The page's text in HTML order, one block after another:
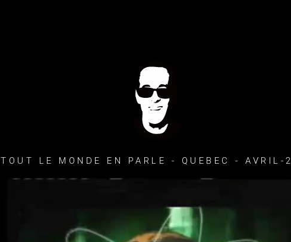
TOUT LE MONDE EN PARLE - QUEBEC - AVRIL-